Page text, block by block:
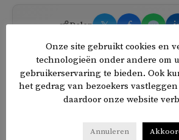
Delen 𝕏 f
Onze site gebruikt cookies en
technologieën onder andere om
gebruikerservaring te bieden. Ook
het gedrag van bezoekers
daardoor onze website
Annuleren